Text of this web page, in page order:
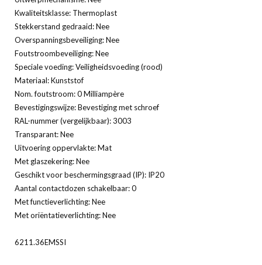
Kwaliteitsklasse: Thermoplast
Stekkerstand gedraaid: Nee
Overspanningsbeveiliging: Nee
Foutstroombeveiliging: Nee
Speciale voeding: Veiligheidsvoeding (rood)
Materiaal: Kunststof
Nom. foutstroom: 0 Milliampère
Bevestigingswijze: Bevestiging met schroef
RAL-nummer (vergelijkbaar): 3003
Transparant: Nee
Uitvoering oppervlakte: Mat
Met glaszekering: Nee
Geschikt voor beschermingsgraad (IP): IP20
Aantal contactdozen schakelbaar: 0
Met functieverlichting: Nee
Met oriëntatieverlichting: Nee
6211.36EMSSI